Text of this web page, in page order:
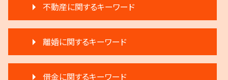
遺言 執行 期限
遺産分割 弁護士 メリット
遺言 執行しない
遺言 執行 いつ
公正証書遺言 証人
不動産に関するキーワード
不動産 売る
賃料増額 調停申立書
不動産 明け渡し 強制執行
離婚に関するキーワード
借金に関するキーワード